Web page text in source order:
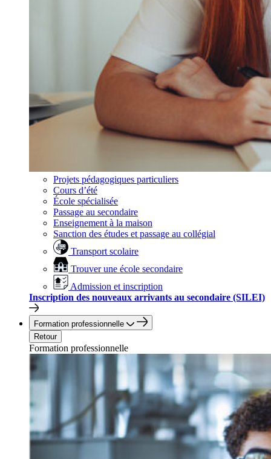
Projets pédagogiques particuliers
Cours d’été
École spécialisée
Passage au secondaire
Enseignement à la maison
Sanction des études et passage au collégial
Transport scolaire
Trouver une école secondaire
Admission et inscription
Inscription des nouveaux arrivants au secondaire (SILEI)
Formation professionnelle
Retour
Formation professionnelle